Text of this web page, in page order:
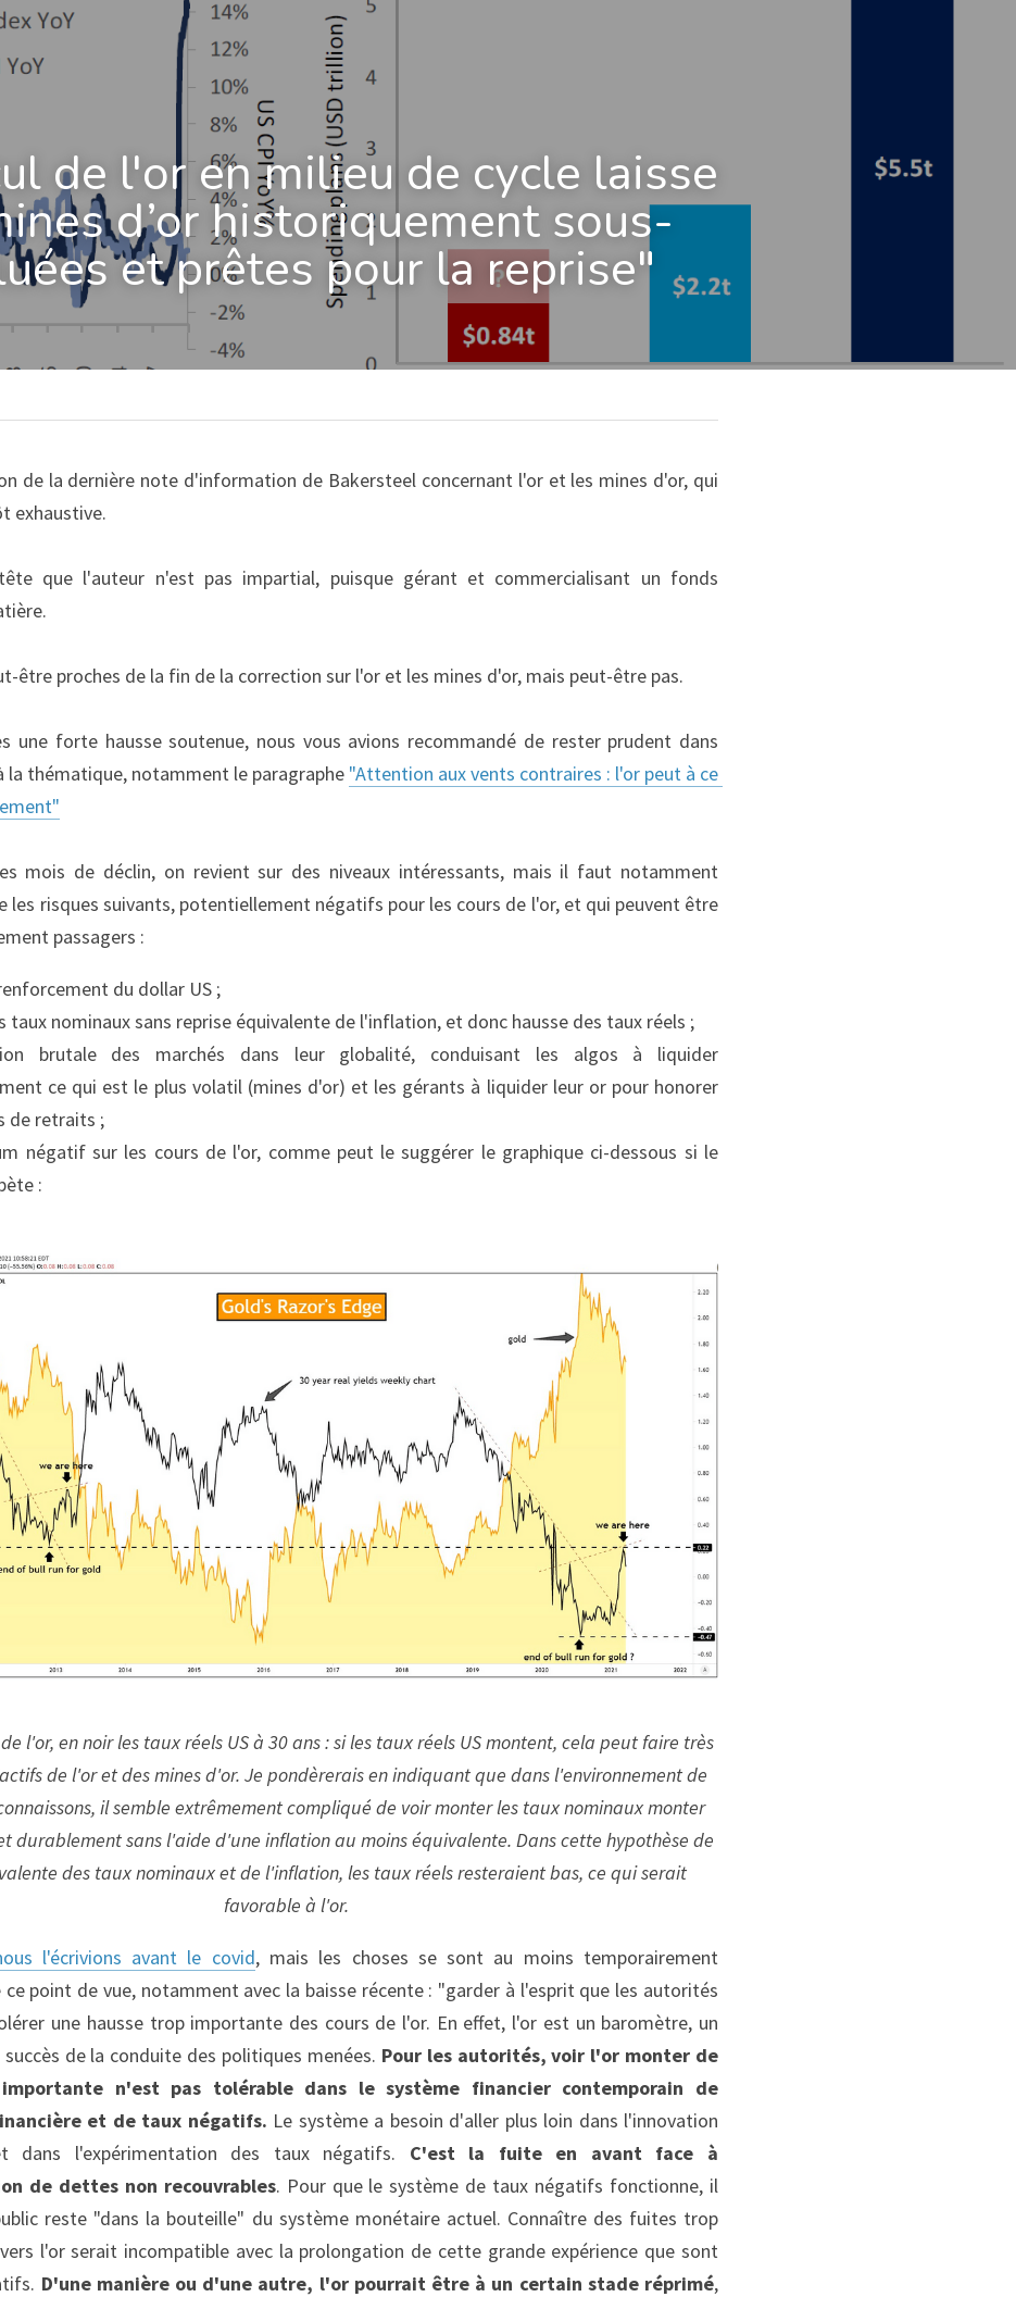
de l'or en milieu de cycle laisse
d’or historiquement sous-
et prêtes pour la reprise"
de la dernière note d'information de Bakersteel concernant l'or et les mines d'or, qui
exhaustive.
que l'auteur n'est pas impartial, puisque gérant et commercialisant un fonds
être proches de la fin de la correction sur l'or et les mines d'or, mais peut-être pas.
une forte hausse soutenue, nous vous avions recommandé de rester prudent dans
la thématique, notamment le paragraphe "Attention aux vents contraires : l'or peut à ce
mois de déclin, on revient sur des niveaux intéressants, mais il faut notamment
les risques suivants, potentiellement négatifs pour les cours de l'or, et qui peuvent être
passagers :
du dollar US ;
taux nominaux sans reprise équivalente de l'inflation, et donc hausse des taux réels ;
brutale des marchés dans leur globalité, conduisant les algos à liquider
ce qui est le plus volatil (mines d'or) et les gérants à liquider leur or pour honorer
de retraits ;
négatif sur les cours de l'or, comme peut le suggérer le graphique ci-dessous si le
:
l'or, en noir les taux réels US à 30 ans : si les taux réels US montent, cela peut faire très
de l'or et des mines d'or. Je pondèrerais en indiquant que dans l'environnement de
il semble extrêmement compliqué de voir monter les taux nominaux monter
durablement sans l'aide d'une inflation au moins équivalente. Dans cette hypothèse de
des taux nominaux et de l'inflation, les taux réels resteraient bas, ce qui serait
favorable à l'or.
l'écrivions avant le covid, mais les choses se sont au moins temporairement
point de vue, notamment avec la baisse récente : "garder à l'esprit que les autorités
une hausse trop importante des cours de l'or. En effet, l'or est un baromètre, un
de la conduite des politiques menées. Pour les autorités, voir l'or monter de
n'est pas tolérable dans le système financier contemporain de
et de taux négatifs. Le système a besoin d'aller plus loin dans l'innovation
dans l'expérimentation des taux négatifs. C'est la fuite en avant face à
de dettes non recouvrables. Pour que le système de taux négatifs fonctionne, il
reste "dans la bouteille" du système monétaire actuel. Connaître des fuites trop
l'or serait incompatible avec la prolongation de cette grande expérience que sont
D'une manière ou d'une autre, l'or pourrait être à un certain stade réprimé,